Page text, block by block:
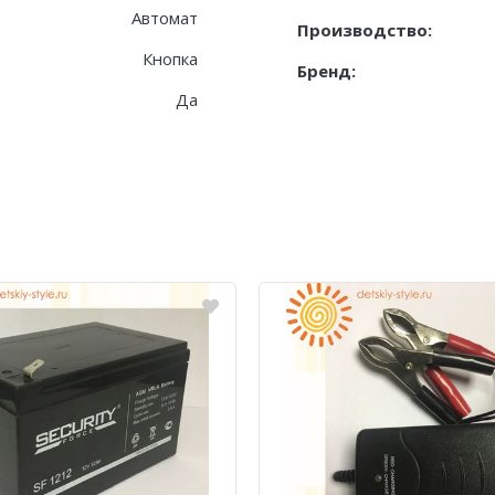
Автомат
Кнопка
Да
Производство:
Бренд: